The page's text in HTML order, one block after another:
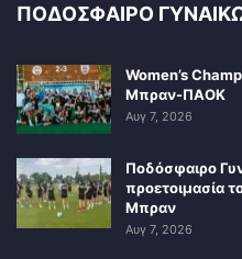
ΠΟΔΟΣΦΑΙΡΟ
Women’s
Μπραν-ΠΑΟΚ
Αυγ 7, 2026
Ποδόσφαιρο
προετοιμασία
Μπραν
Αυγ 7, 2026